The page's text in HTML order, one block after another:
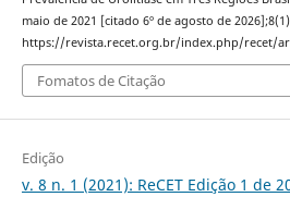
maio de 2021 [citado 6º de agosto de
https://revista.recet.org.br/index.php/recet/
Fomatos de Citação
Edição
v. 8 n. 1 (2021): ReCET Edição 1 de